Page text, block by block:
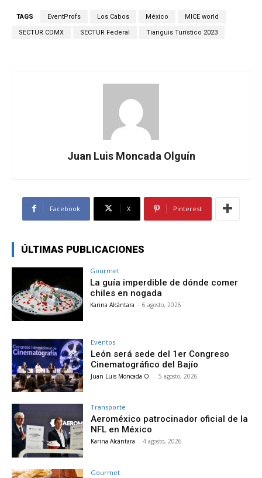
TAGS EventProfs Los Cabos México MICE world
SECTUR CDMX SECTUR Federal Tianguis Turístico 2023
Juan Luis Moncada Olguín
Facebook X Pinterest
ÚLTIMAS PUBLICACIONES
Gourmet
La guía imperdible de dónde comer
chiles en nogada
Karina Alcántara - 6 agosto, 2026
Eventos
León será sede del 1er Congreso
Cinematográfico del Bajío
Juan Luis Moncada O. - 5 agosto, 2026
Transporte
Aeroméxico patrocinador oficial de la
NFL en México
Karina Alcántara - 4 agosto, 2026
Gourmet